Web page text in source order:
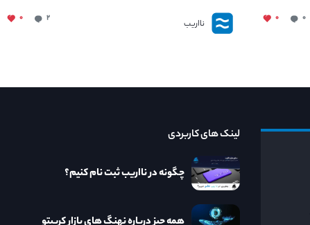
۰ ۰ نااریب ۲ ۰
لینک های کاربردی
چگونه در نااریب ثبت نام کنیم؟